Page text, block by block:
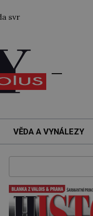
atomová bomba i na
VĚDA A VYNÁLEZY